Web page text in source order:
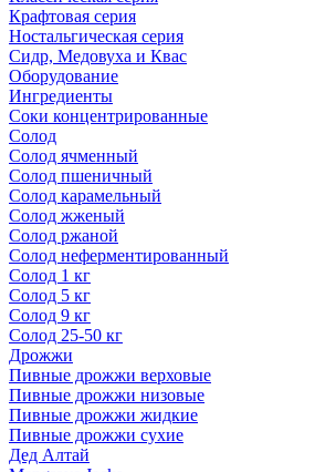
Крафтовая серия
Ностальгическая серия
Сидр, Медовуха и Квас
Оборудование
Ингредиенты
Соки концентрированные
Солод
Солод ячменный
Солод пшеничный
Солод карамельный
Солод жженый
Солод ржаной
Солод неферментированный
Солод 1 кг
Солод 5 кг
Солод 9 кг
Солод 25-50 кг
Дрожжи
Пивные дрожжи верховые
Пивные дрожжи низовые
Пивные дрожжи жидкие
Пивные дрожжи сухие
Дед Алтай